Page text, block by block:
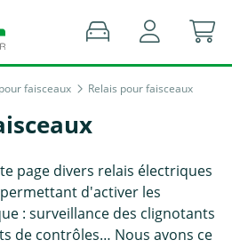
faisceaux Relais pour faisceaux
page divers relais électriques
d'activer les
: surveillance des clignotants
de contrôles… Nous avons ce